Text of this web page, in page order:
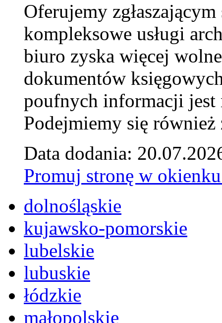
Oferujemy
kompleksowe usługi
biuro zyska więcej
dokumentów
poufnych informacji jest
Podejmiemy się
Data dodania:
Promuj stronę w
dolnośląskie
kujawsko-pomorskie
lubelskie
lubuskie
łódzkie
małopolskie